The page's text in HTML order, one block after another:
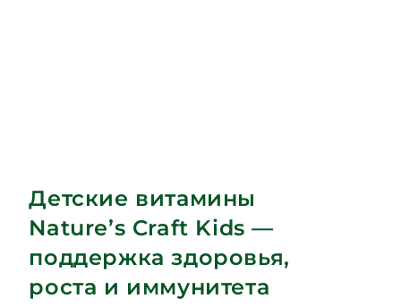
Детские витамины
Nature’s Craft Kids —
поддержка здоровья,
роста и иммунитета